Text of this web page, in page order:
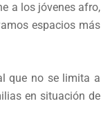
a los jóvenes afro,
espacios más
que no se limita a
en situación de